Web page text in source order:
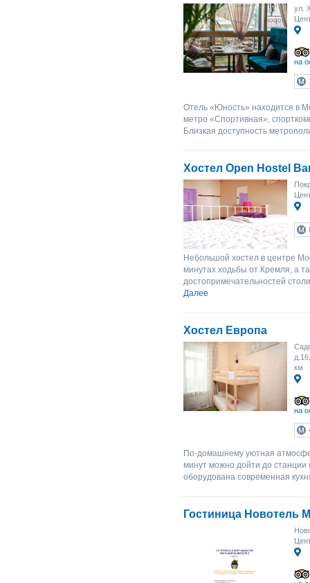
ул.
на
Отель «Юность» находится в
метро «Спортивная»,
Близкая доступность
Хостел Open Hostel
Небольшой хостел в центре
минутах ходьбы от Кремля, а
достопримечательностей
Далее
Хостел Европа
км
на
По-домашнему уютная
минут можно дойти до станции
оборудована современная
Гостиница Новотель